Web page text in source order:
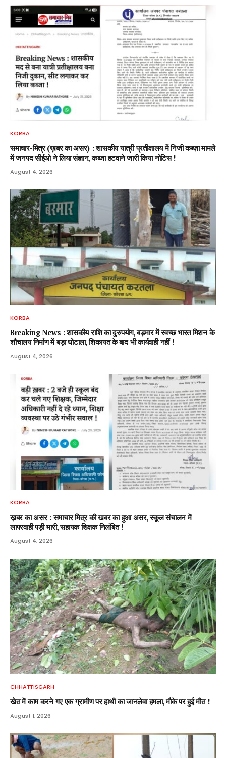
KORBA
समाचार-मित्र (ख़बर का असर) : शासकीय यात्री प्रतीक्षालय में निजी कब्ज़ा मामले
में जनपद सीईओ ने लिया संज्ञान, कब्जा हटवाने जारी किया नोटिस !
August 4, 2026
KORBA
Breaking News : शासकीय राशि का दुरुपयोग, बड़मार में स्वच्छ भारत मिशन के
शौचालय निर्माण में बड़ा घोटाला, शिकायत के बाद भी कार्यवाही नहीं !
August 4, 2026
KORBA
ख़बर का असर : समाचार मित्र की खबर का हुआ असर, स्कूल संचालन में
लापरवाही पड़ी भारी, सहायक शिक्षक निलंबित !
August 4, 2026
CHHATTISGARH
खेत में काम करने गए एक ग्रामीण पर हाथी का जानलेवा हमला, मौके पर हुई मौत !
August 1, 2026